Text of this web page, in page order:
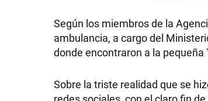
Según los miembros de la
ambulancia, a cargo del
donde encontraron a la
Sobre la triste realidad que se
SHOW
POLÍTICA